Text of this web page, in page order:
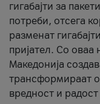
гигабајти за
потреби, отсега
разменат
пријател. Со оваа
Македонија
трансформираат
вредност и